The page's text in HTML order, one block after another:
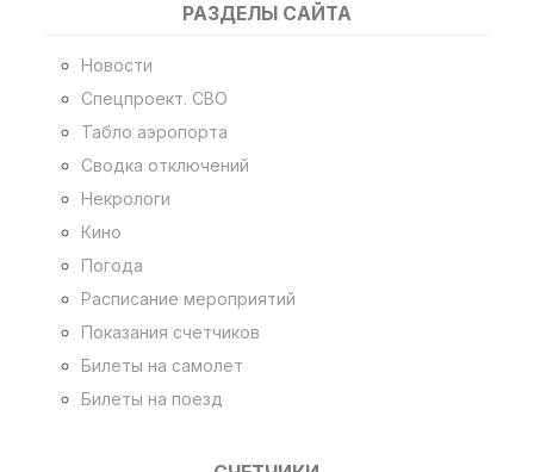
РАЗДЕЛЫ САЙТА
Новости
Спецпроект. СВО
Табло аэропорта
Сводка отключений
Некрологи
Кино
Погода
Расписание мероприятий
Показания счетчиков
Билеты на самолет
Билеты на поезд